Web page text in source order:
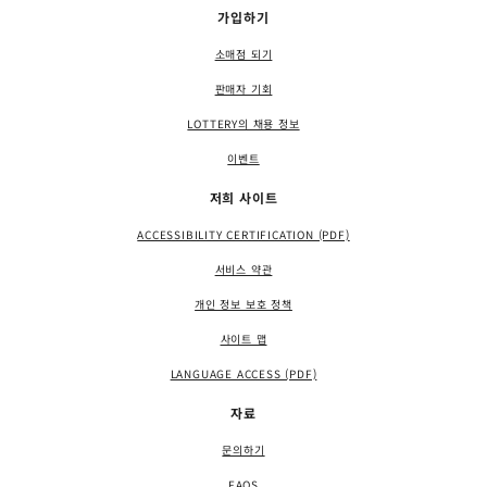
가입하기
소매점 되기
판매자 기회
LOTTERY의 채용 정보
이벤트
저희 사이트
ACCESSIBILITY CERTIFICATION (PDF)
서비스 약관
개인 정보 보호 정책
사이트 맵
LANGUAGE ACCESS (PDF)
자료
문의하기